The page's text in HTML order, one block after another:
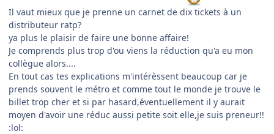
Il vaut mieux que je prenne un carnet de dix tickets à un
distributeur ratp?
ya plus le plaisir de faire une bonne affaire!
Je comprends plus trop d'ou viens la réduction qu'a eu mon
collègue alors....
En tout cas tes explications m'intérèssent beaucoup car je
prends souvent le métro et comme tout le monde je trouve le
billet trop cher et si par hasard,éventuellement il y aurait
moyen d'avoir une réduc aussi petite soit elle,je suis preneur!!
:lol: